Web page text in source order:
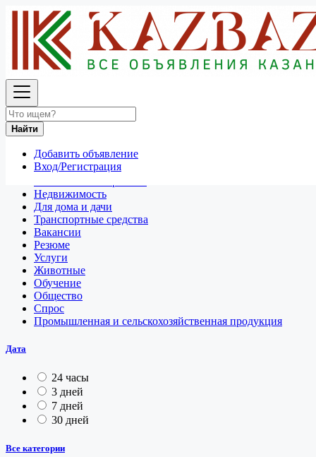
Найти
Добавить объявление
Вход/Регистрация
Спрос
Все объявления в 50 км around Казань
Разное
Личные вещи
Недвижимость
Для дома и дачи
Транспортные средства
Вакансии
Резюме
Услуги
Животные
Обучение
Общество
Спрос
Промышленная и сельскохозяйственная продукция
Дата
24 часы
3 дней
7 дней
30 дней
Все категории